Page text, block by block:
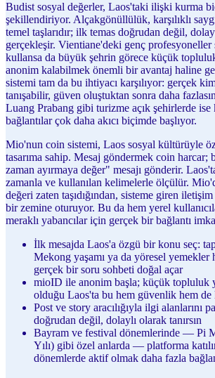
Budist sosyal değerler, Laos'taki ilişki kurma
şekillendiriyor. Alçakgönüllülük, karşılıklı
temel taşlarıdır; ilk temas doğrudan değil,
gerçekleşir. Vientiane'deki genç profesyoneller
kullansa da büyük şehrin görece küçük
anonim kalabilmek önemli bir avantaj haline
sistemi tam da bu ihtiyacı karşılıyor: gerçek
tanışabilir, güven oluştuktan sonra daha
Luang Prabang gibi turizme açık şehirlerde ise
bağlantılar çok daha akıcı biçimde başlıyor.
Mio'nun coin sistemi, Laos sosyal kültürüyle
tasarıma sahip. Mesaj göndermek coin harcar;
zaman ayırmaya değer" mesajı gönderir.
zamanla ve kullanılan kelimelerle ölçülür.
değeri zaten taşıdığından, sisteme giren
bir zemine oturuyor. Bu da hem yerel
meraklı yabancılar için gerçek bir bağlantı
İlk mesajda Laos'a özgü bir konu seç:
Mekong yaşamı ya da yöresel yemekler
gerçek bir soru sohbeti doğal açar
mioID ile anonim başla; küçük topluluk
olduğu Laos'ta bu hem güvenlik hem
Post ve story aracılığıyla ilgi alanlarını
doğrudan değil, dolaylı olarak tanırsın
Bayram ve festival dönemlerinde — Pi
Yılı) gibi özel anlarda — platforma
dönemlerde aktif olmak daha fazla